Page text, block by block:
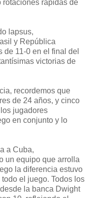
rápidas de
lapsus,
y República
11-0 en el final del
victorias de
recordemos que
de 24 años, y cinco
jugadores
en conjunto y lo
a Cuba,
un equipo que arrolla
la diferencia estuvo
el juego. Todos los
la banca Dwight